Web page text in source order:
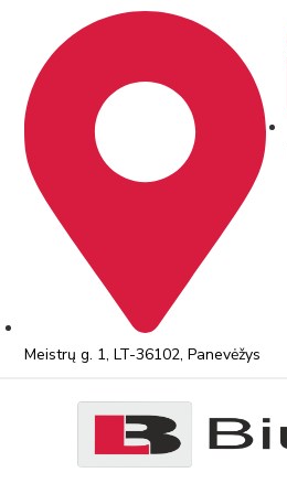
Meistrų g. 1, LT-36102, Panevėžys